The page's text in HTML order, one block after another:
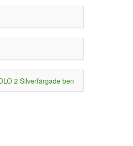
2 Silverfärgade ben